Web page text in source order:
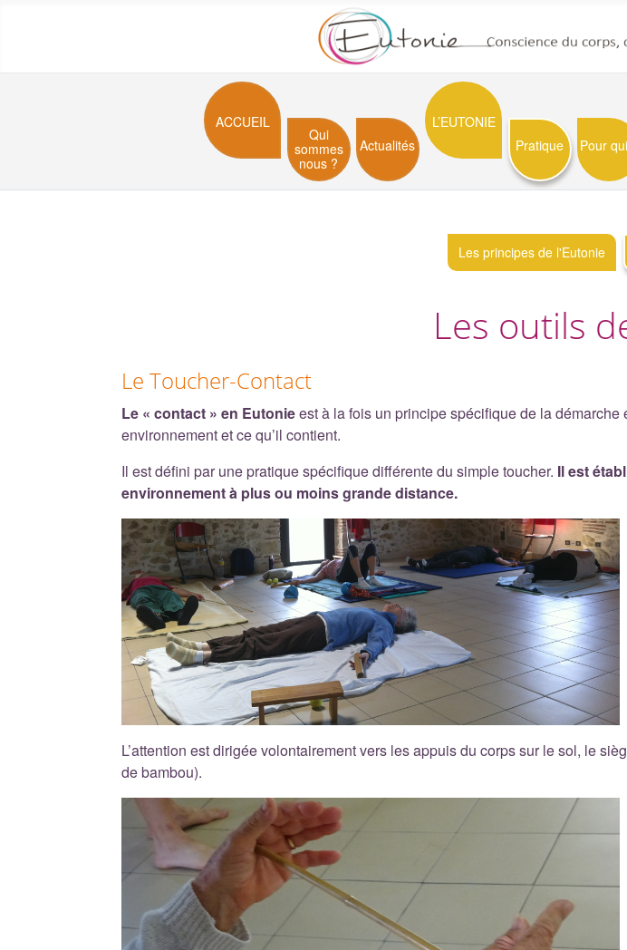
ACCUEIL
Qui
sommes
nous ?
Actualités
L’EUTONIE
Pratique
Pour
Les principes de l'Eutonie
Les outils
Le Toucher-Contact
Le « contact » en Eutonieest à la fois un principe spécifique de la
environnement et ce qu’il contient.
Il est défini par une pratique spécifique différente du simple toucher. Il est
environnement à plus ou moins grande distance.
L’attention est dirigée volontairement vers les appuis du corps sur le sol, le
de bambou).